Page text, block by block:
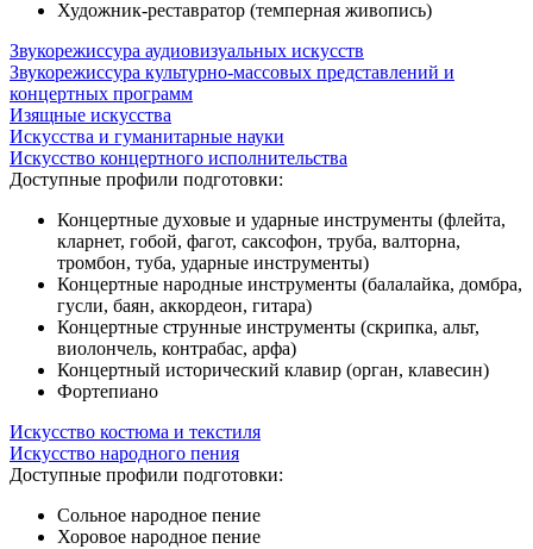
Художник-реставратор (темперная живопись)
Звукорежиссура аудиовизуальных искусств
Звукорежиссура культурно-массовых представлений и
концертных программ
Изящные искусства
Искусства и гуманитарные науки
Искусство концертного исполнительства
Доступные профили подготовки:
Концертные духовые и ударные инструменты (флейта,
кларнет, гобой, фагот, саксофон, труба, валторна,
тромбон, туба, ударные инструменты)
Концертные народные инструменты (балалайка, домбра,
гусли, баян, аккордеон, гитара)
Концертные струнные инструменты (скрипка, альт,
виолончель, контрабас, арфа)
Концертный исторический клавир (орган, клавесин)
Фортепиано
Искусство костюма и текстиля
Искусство народного пения
Доступные профили подготовки:
Сольное народное пение
Хоровое народное пение